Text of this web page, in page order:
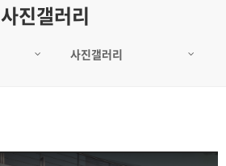
사진갤러리
사진갤러리